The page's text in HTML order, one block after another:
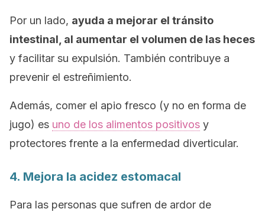
Por un lado, ayuda a mejorar el tránsito
intestinal, al aumentar el volumen de las heces
y facilitar su expulsión. También contribuye a
prevenir el estreñimiento.
Además, comer el apio fresco (y no en forma de
jugo) es uno de los alimentos positivos y
protectores frente a la enfermedad diverticular.
4. Mejora la acidez estomacal
Para las personas que sufren de ardor de